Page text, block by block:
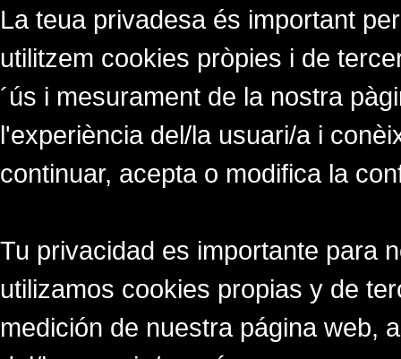
La teua privadesa és important
utilitzem cookies pròpies i de
´ús i mesurament de la nostra
l'experiència del/la usuari/a i
continuar, acepta o modifica la
Tu privacidad es importante para
utilizamos cookies propias y de
medición de nuestra página web,